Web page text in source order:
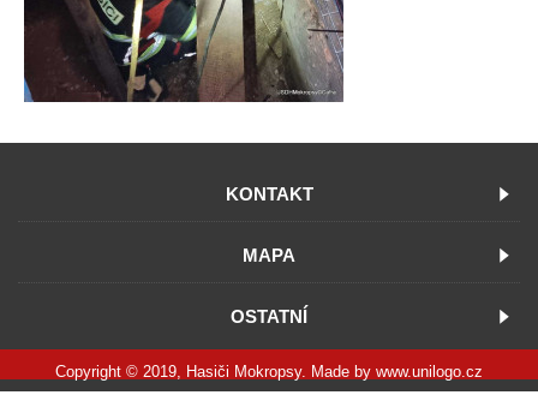
KONTAKT
MAPA
OSTATNÍ
Copyright © 2019, Hasiči Mokropsy. Made by www.unilogo.cz